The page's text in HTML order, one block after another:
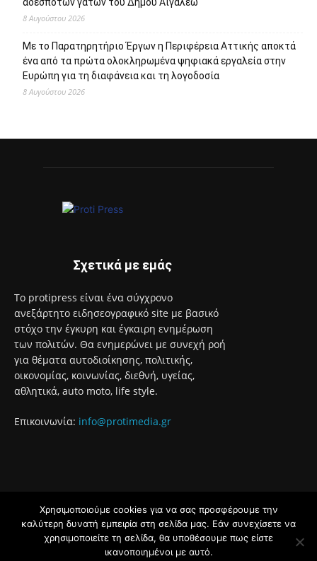
Πρόσφατα άρθρα
95 ειδικότητες και 860 τμήματα στις Δημόσιες Σ.Α.Ε.Κ. για
Έναρξη του προγράμματος στειρώσεων και περίθαλψης
αδέσποτων γατών του Δήμου Αιγάλεω
8 Αυγούστου 2026
Με το Παρατηρητήριο Έργων η Περιφέρεια Αττικής αποκτά
ένα από τα πρώτα ολοκληρωμένα ψηφιακά εργαλεία στην
Ευρώπη για τη διαφάνεια και τη λογοδοσία
8 Αυγούστου 2026
Σχετικά με εμάς
Χρησιμοποιούμε cookies για να σας προσφέρουμε την
καλύτερη δυνατή εμπειρία στη σελίδα μας. Εάν συνεχίσετε να
χρησιμοποιείτε τη σελίδα, θα υποθέσουμε πως είστε
ικανοποιημένοι με αυτό.